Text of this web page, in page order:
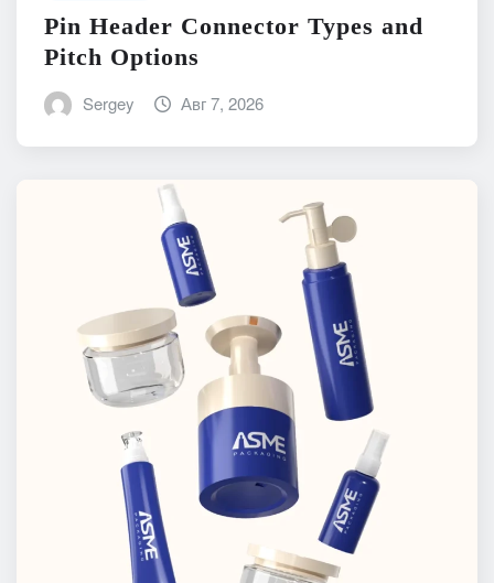
Pin Header Connector Types and
Pitch Options
Sergey Авг 7, 2026